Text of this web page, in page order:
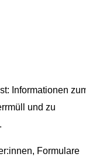
Informationen
und zu
Formulare